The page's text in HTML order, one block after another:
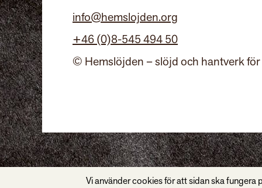
info@hemslojden.org
+46 (0)8-545 494 50
© Hemslöjden – slöjd och hantverk
Vi använder cookies för att sidan ska